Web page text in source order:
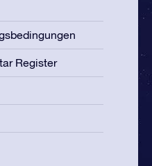
Register